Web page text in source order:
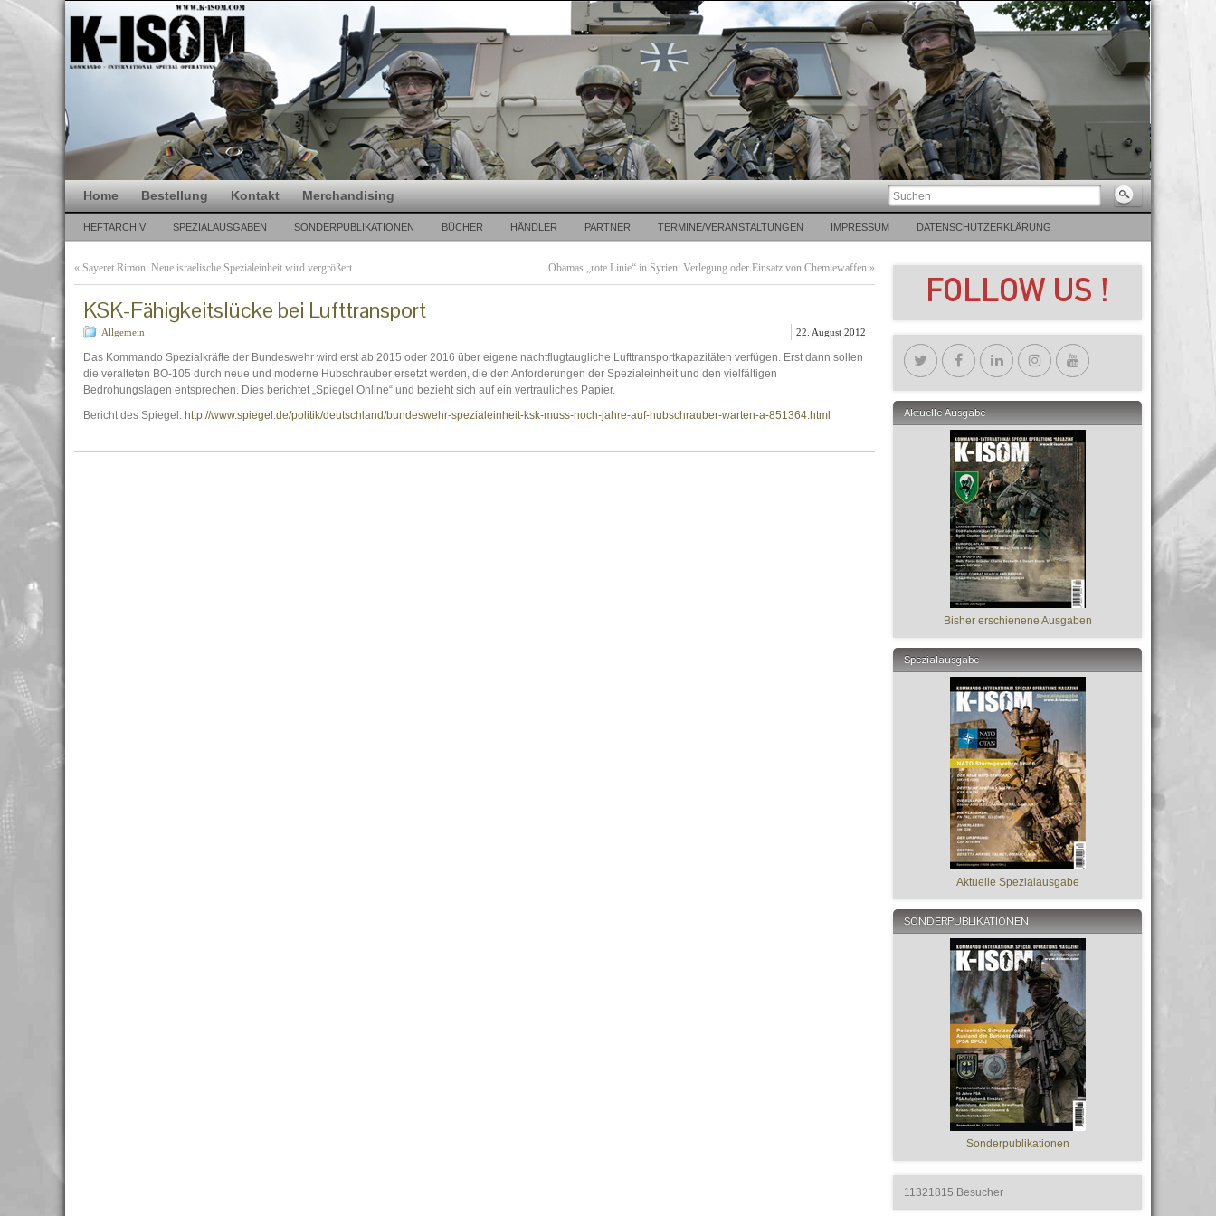
Home Bestellung Kontakt Merchandising
HEFTARCHIV SPEZIALAUSGABEN SONDERPUBLIKATIONEN BÜCHER HÄNDLER PARTNER TERMINE/VERANSTALTUNGEN IMPRESSUM DATENSCHUTZERKLÄRUNG
« Sayeret Rimon: Neue israelische Spezialeinheit wird vergrößert Obamas „rote Linie“ in Syrien: Verlegung oder Einsatz von Chemiewaffen »
KSK-Fähigkeitslücke bei Lufttransport
Allgemein 22. August 2012
Das Kommando Spezialkräfte der Bundeswehr wird erst ab 2015 oder 2016 über eigene nachtflugtaugliche Lufttransportkapazitäten verfügen. Erst dann sollen
die veralteten BO-105 durch neue und moderne Hubschrauber ersetzt werden, die den Anforderungen der Spezialeinheit und den vielfältigen
Bedrohungslagen entsprechen. Dies berichtet „Spiegel Online“ und bezieht sich auf ein vertrauliches Papier.
Bericht des Spiegel: http://www.spiegel.de/politik/deutschland/bundeswehr-spezialeinheit-ksk-muss-noch-jahre-auf-hubschrauber-warten-a-851364.html Aktuelle Ausgabe
Bisher erschienene Ausgaben
Spezialausgabe
Aktuelle Spezialausgabe
SONDERPUBLIKATIONEN
Sonderpublikationen
11321815 Besucher